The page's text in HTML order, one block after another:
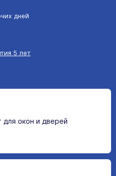
дней
5 лет
для окон и дверей